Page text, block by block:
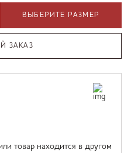
ВЫБЕРИТЕ РАЗМЕР
ЗАКАЗ
товар находится в другом